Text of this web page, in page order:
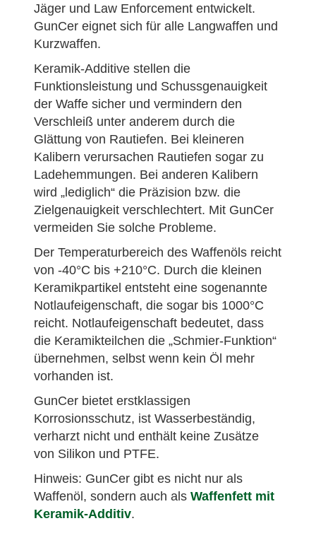
Jäger und Law Enforcement entwickelt.
GunCer eignet sich für alle Langwaffen und
Kurzwaffen.
Keramik-Additive stellen die
Funktionsleistung und Schussgenauigkeit
der Waffe sicher und vermindern den
Verschleiß unter anderem durch die
Glättung von Rautiefen. Bei kleineren
Kalibern verursachen Rautiefen sogar zu
Ladehemmungen. Bei anderen Kalibern
wird „lediglich“ die Präzision bzw. die
Zielgenauigkeit verschlechtert. Mit GunCer
vermeiden Sie solche Probleme.
Der Temperaturbereich des Waffenöls reicht
von -40°C bis +210°C. Durch die kleinen
Keramikpartikel entsteht eine sogenannte
Notlaufeigenschaft, die sogar bis 1000°C
reicht. Notlaufeigenschaft bedeutet, dass
die Keramikteilchen die „Schmier-Funktion“
übernehmen, selbst wenn kein Öl mehr
vorhanden ist.
GunCer bietet erstklassigen
Korrosionsschutz, ist Wasserbeständig,
verharzt nicht und enthält keine Zusätze
von Silikon und PTFE.
Hinweis: GunCer gibt es nicht nur als
Waffenöl, sondern auch als Waffenfett mit
Keramik-Additiv.